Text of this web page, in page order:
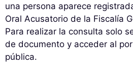
una persona aparece
Oral Acusatorio de la Fiscalía
Para realizar la consulta solo
de documento y acceder al
pública.